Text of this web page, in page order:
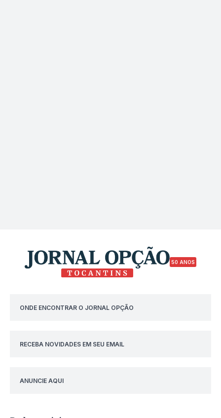
50 ANOS
ONDE ENCONTRAR O JORNAL OPÇÃO
RECEBA NOVIDADES EM SEU EMAIL
ANUNCIE AQUI